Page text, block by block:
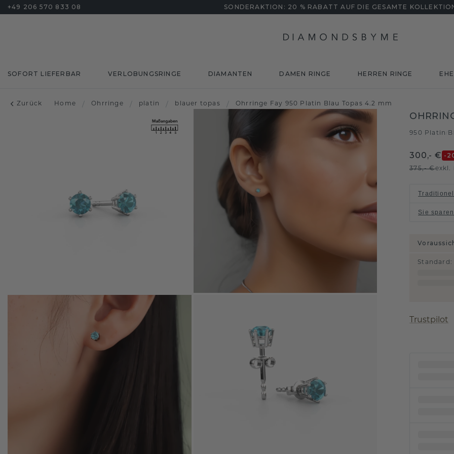
+49 206 570 833 08 SONDERAKTION: 20 % RABATT AUF DIE GESAMTE
SOFORT LIEFERBAR VERLOBUNGSRINGE DIAMANTEN DAMEN RINGE HERREN RINGE
Zurück Home / Ohrringe / platin / blauer topas / Ohrringe Fay 950 Platin Blau Topas 4.2 mm
950 Platin
300,- € -
375,- €exkl.
Sie sparen
Standard :
Trustpilot